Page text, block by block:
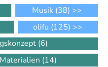
Musik (38) >>
olifu (125) >>
(6)
(14)